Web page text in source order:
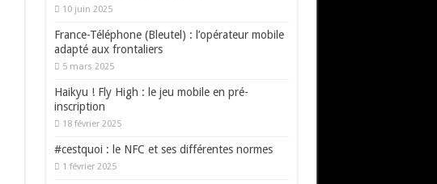
10 juin 2025
France-Téléphone (Bleutel) : l’opérateur mobile
adapté aux frontaliers
5 mars 2025
Haikyu ! Fly High : le jeu mobile en pré-
inscription
18 février 2025
#cestquoi : le NFC et ses différentes normes
1 février 2025